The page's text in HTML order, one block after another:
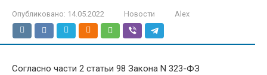
Опубликовано: 14.05.2022 Новости Alex
Согласно части 2 статьи 98 Закона N 323-ФЗ